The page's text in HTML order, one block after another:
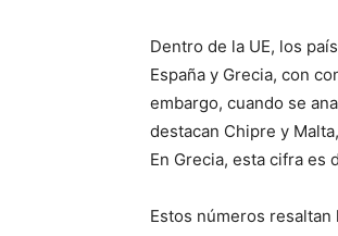
Dentro de la UE, los
España y Grecia, con
embargo, cuando se
destacan Chipre y
En Grecia, esta cifra es
Estos números